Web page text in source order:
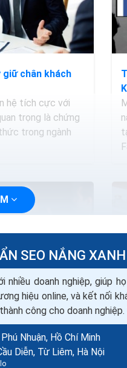
giữ chân khách
hệ tích cực với
trọng là chứng
trong ngành
hàng cho doanh
SEO NẮNG XANH
nhiều doanh nghiệp, giúp
hiệu online, và kết nối
công cho doanh nghiệp.
Nhuận, Hồ Chí Minh
Diễn, Từ Liêm, Hà Nội